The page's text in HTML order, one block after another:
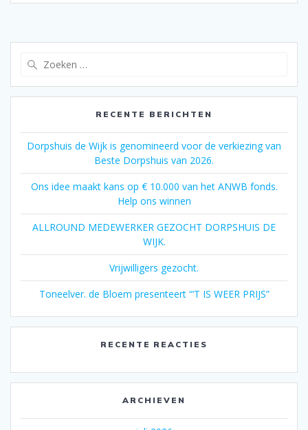
RECENTE BERICHTEN
Dorpshuis de Wijk is genomineerd voor de verkiezing van
Beste Dorpshuis van 2026.
Ons idee maakt kans op € 10.000 van het ANWB fonds.
Help ons winnen
ALLROUND MEDEWERKER GEZOCHT DORPSHUIS DE
WIJK.
Vrijwilligers gezocht.
Toneelver. de Bloem presenteert “‘T IS WEER PRIJS”
RECENTE REACTIES
ARCHIEVEN